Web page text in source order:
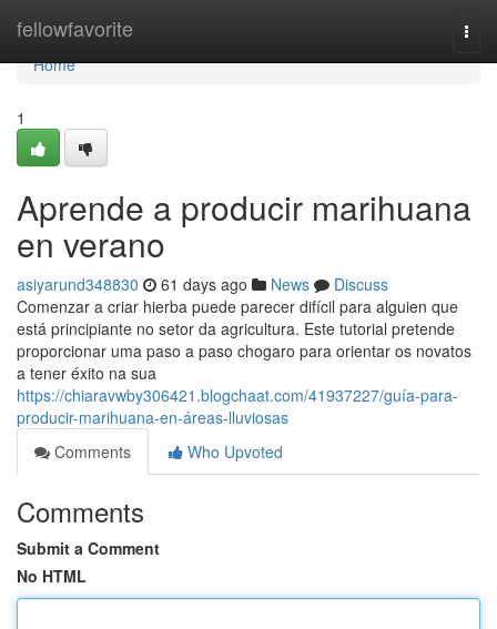
fellowfavorite
Home
Home
1
Aprende a producir marihuana
en verano
asiyarund348830 61 days ago News
Discuss
Comenzar a criar hierba puede parecer difícil para alguien que
está principiante no setor da agricultura. Este tutorial pretende
proporcionar uma paso a paso chogaro para orientar os novatos
a tener éxito na sua
https://chiaravwby306421.blogchaat.com/41937227/guía-para-
producir-marihuana-en-áreas-lluviosas
Comments
Who Upvoted
Comments
Submit a Comment
No HTML